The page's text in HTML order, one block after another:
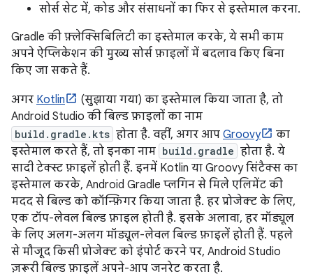
सोर्स सेट में, कोड और संसाधनों का फिर से इस्तेमाल करना.
Gradle की फ़्लेक्सिबिलिटी का इस्तेमाल करके, ये सभी काम
अपने ऐप्लिकेशन की मुख्य सोर्स फ़ाइलों में बदलाव किए बिना
किए जा सकते हैं.
अगर Kotlin
(सुझाया गया) का इस्तेमाल किया जाता है, तो
Android Studio की बिल्ड फ़ाइलों का नाम
build.gradle.kts होता है. वहीं, अगर आप Groovy
का
इस्तेमाल करते हैं, तो इनका नाम build.gradle होता है. ये
सादी टेक्स्ट फ़ाइलें होती हैं. इनमें Kotlin या Groovy सिंटैक्स का
इस्तेमाल करके, Android Gradle प्लगिन से मिले एलिमेंट की
मदद से बिल्ड को कॉन्फ़िगर किया जाता है. हर प्रोजेक्ट के लिए,
एक टॉप-लेवल बिल्ड फ़ाइल होती है. इसके अलावा, हर मॉड्यूल
के लिए अलग-अलग मॉड्यूल-लेवल बिल्ड फ़ाइलें होती हैं. पहले
से मौजूद किसी प्रोजेक्ट को इंपोर्ट करने पर, Android Studio
ज़रूरी बिल्ड फ़ाइलें अपने-आप जनरेट करता है.